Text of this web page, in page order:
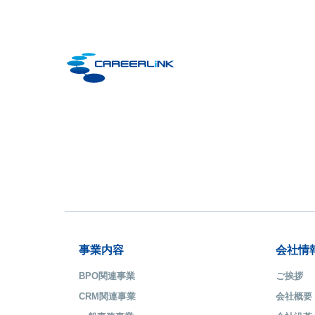
事業内容
BPO関連事業
CRM関連事業
会社情
ご挨拶
会社概要